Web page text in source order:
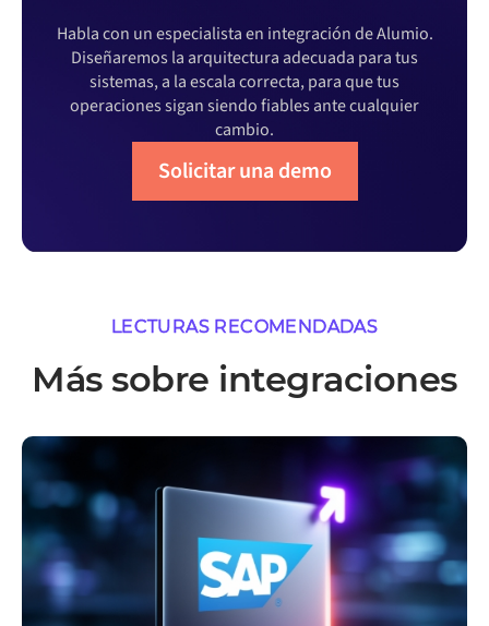
Habla con un especialista en integración de Alumio.
Diseñaremos la arquitectura adecuada para tus
sistemas, a la escala correcta, para que tus
operaciones sigan siendo fiables ante cualquier
cambio.
Solicitar una demo
LECTURAS RECOMENDADAS
Más sobre integraciones